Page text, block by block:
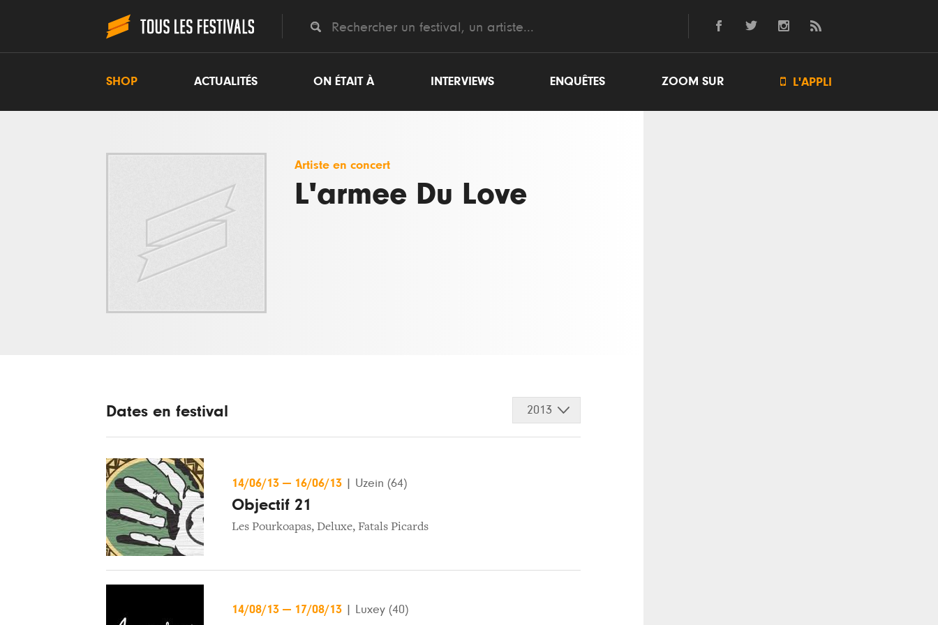
SHOP ACTUALITÉS ON ÉTAIT À INTERVIEWS ENQUÊTES ZOOM SUR  L'APPLI
Artiste en concert
L'armee Du Love
Dates en festival 2013
14/06/13 — 16/06/13 Uzein (64)
Objectif 21
Les Pourkoapas, Deluxe, Fatals Picards
14/08/13 — 17/08/13 Luxey (40)